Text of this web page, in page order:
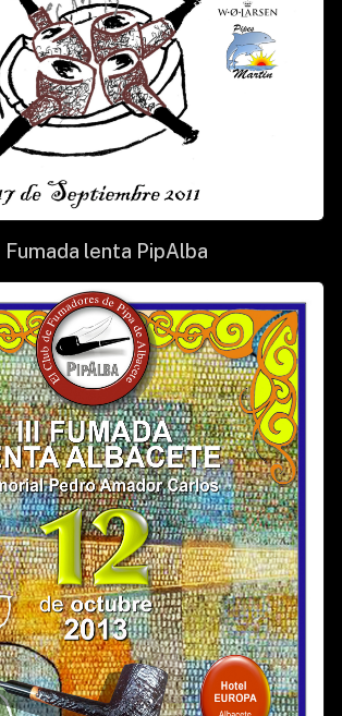
II Fumada lenta PipAlba